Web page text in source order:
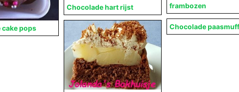
pops
Chocolade hart rijst
frambozen
Chocolade